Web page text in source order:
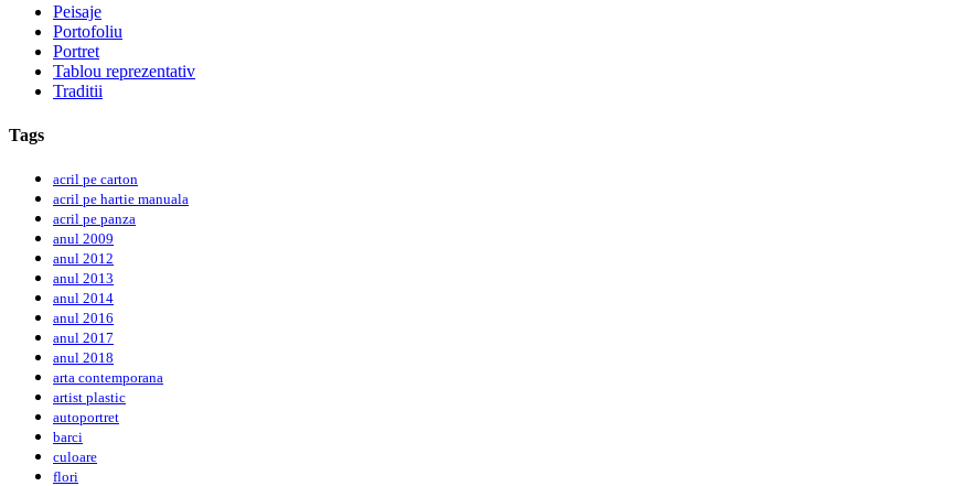
Peisaje
Portofoliu
Portret
Tablou reprezentativ
Traditii
Tags
acril pe carton
acril pe hartie manuala
acril pe panza
anul 2009
anul 2012
anul 2013
anul 2014
anul 2016
anul 2017
anul 2018
arta contemporana
artist plastic
autoportret
barci
culoare
flori